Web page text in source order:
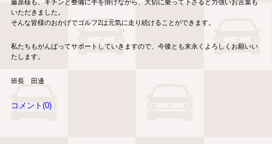
藤原様も、キチンと整備に手を掛けながら、大切に乗って下さると力強いお言葉も
いただきました。
そんな皆様のおかげでゴルフ2は元気に走り続けることができます。
私たちもがんばってサポートしていきますので、今後とも末永くよろしくお願いい
たします。
班長 田邊
コメント(0)